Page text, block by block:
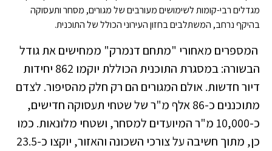
מגדלים רבי-קומות לשימושים מעורבים של מגורים, מסחר ותעסוקה
בהיקף נרחב, המשתלבים בחזון העירוני הכולל של התוכנית.
המספרים מאחורי "מתחם דנמרק" ממחישים את גודל
הבשורה: במסגרת התוכנית הכוללת יוקמו 862 יחידות
דיור חדשות. אולם המגורים הם רק חלק מהסיפור. לצדם
מתוכננים כ-86 אלף מ"ר של שטחי תעסוקה חדישים,
כ-10,000 מ"ר המיועדים למסחר, ושטחי מלונאות. כמו
כן, מתוך חשיבה על צורכי השכונה והאזור, יוקצו כ-23.5